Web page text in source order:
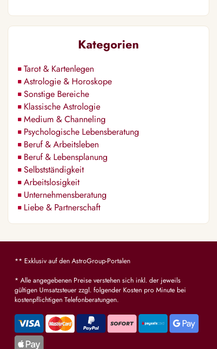
Kategorien
Tarot & Kartenlegen
Astrologie & Horoskope
Sonstige Bereiche
Klassische Astrologie
Medium & Channeling
Psychologische Lebensberatung
Beruf & Arbeitsleben
Beruf & Lebensplanung
Selbstständigkeit
Arbeitslosigkeit
Unternehmensberatung
Liebe & Partnerschaft
** Exklusiv auf den AstroGroup-Portalen
* Alle angegebenen Preise verstehen sich inkl. der jeweils
gültigen Umsatzsteuer zzgl. folgender Kosten pro Minute bei
kostenpflichtigen Telefonberatungen.